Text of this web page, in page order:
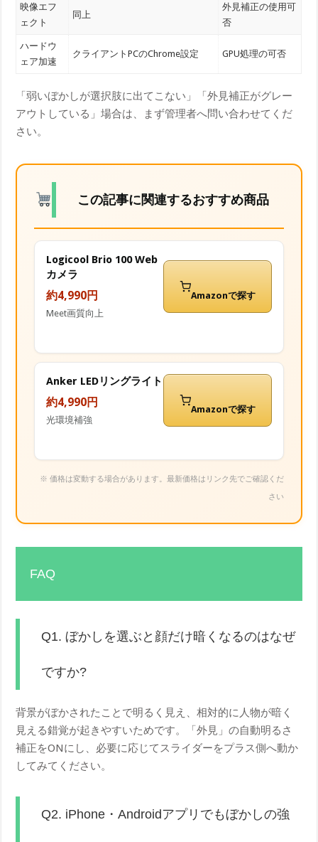
映像エフ
ェクト
同上
外見補正の使用可
否
ハードウ
ェア加速
クライアントPCのChrome設定 GPU処理の可否
「弱いぼかしが選択肢に出てこない」「外見補正がグレー
アウトしている」場合は、まず管理者へ問い合わせてくだ
さい。
この記事に関連するおすすめ商品
Logicool Brio 100 Web
カメラ
約4,990円
Meet画質向上
Amazonで探す
Anker LEDリングライト
約4,990円
光環境補強
Amazonで探す
※ 価格は変動する場合があります。最新価格はリンク先でご確認くだ
さい
FAQ
Q1. ぼかしを選ぶと顔だけ暗くなるのはなぜ
ですか?
背景がぼかされたことで明るく見え、相対的に人物が暗く
見える錯覚が起きやすいためです。「外見」の自動明るさ
補正をONにし、必要に応じてスライダーをプラス側へ動か
してみてください。
Q2. iPhone・Androidアプリでもぼかしの強